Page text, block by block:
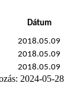
Dátum
2018.05.09
2018.05.09
2018.05.09
2024-05-28